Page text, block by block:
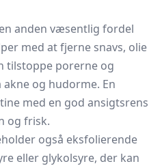
anden væsentlig fordel
med at fjerne snavs, olie
tilstoppe porerne og
og hudorme. En
med en god ansigtsrens
og frisk.
også eksfolierende
eller glykolsyre, der kan